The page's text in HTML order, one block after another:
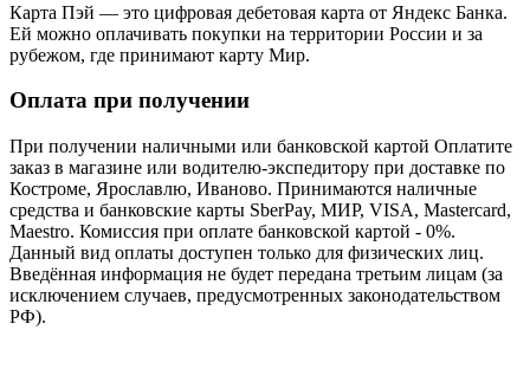
Карта Пэй — это цифровая дебетовая карта от Яндекс Банка.
Ей можно оплачивать покупки на территории России и за
рубежом, где принимают карту Мир.
Оплата при получении
При получении наличными или банковской картой Оплатите
заказ в магазине или водителю-экспедитору при доставке по
Костроме, Ярославлю, Иваново. Принимаются наличные
средства и банковские карты SberPay, МИР, VISA, Mastercard,
Maestro. Комиссия при оплате банковской картой - 0%.
Данный вид оплаты доступен только для физических лиц.
Введённая информация не будет передана третьим лицам (за
исключением случаев, предусмотренных законодательством
РФ).